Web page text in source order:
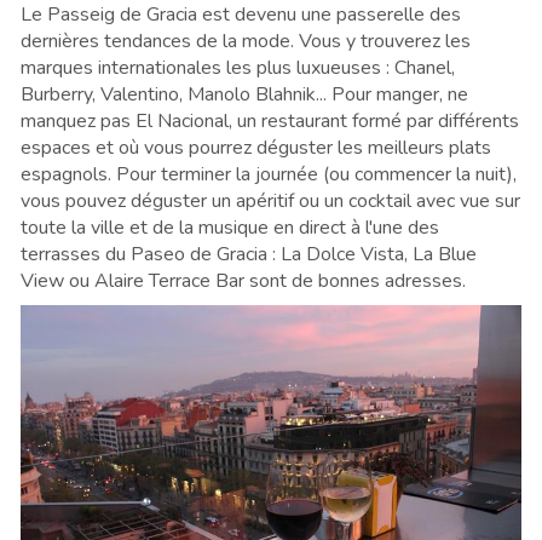
Le Passeig de Gracia est devenu une passerelle des
dernières tendances de la mode. Vous y trouverez les
marques internationales les plus luxueuses : Chanel,
Burberry, Valentino, Manolo Blahnik... Pour manger, ne
manquez pas El Nacional, un restaurant formé par différents
espaces et où vous pourrez déguster les meilleurs plats
espagnols. Pour terminer la journée (ou commencer la nuit),
vous pouvez déguster un apéritif ou un cocktail avec vue sur
toute la ville et de la musique en direct à l'une des
terrasses du Paseo de Gracia : La Dolce Vista, La Blue
View ou Alaire Terrace Bar sont de bonnes adresses.